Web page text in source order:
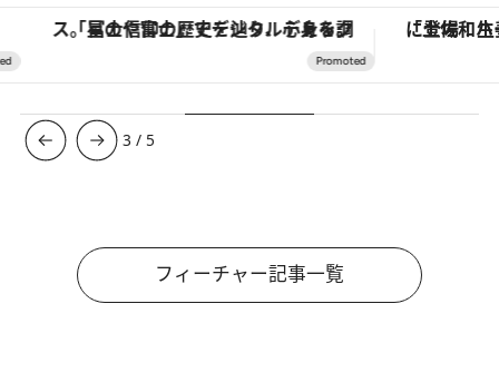
「星のや富士」でデジタルデトックス。冨士信仰の歴史を辿り、心身を調える。
3 / 5
フィーチャー記事一覧